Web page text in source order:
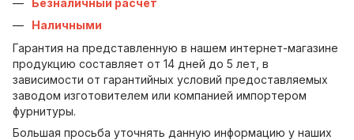
Безналичный расчет
Наличными
Гарантия на представленную в нашем интернет-магазине
продукцию составляет от 14 дней до 5 лет, в
зависимости от гарантийных условий предоставляемых
заводом изготовителем или компанией импортером
фурнитуры.
Большая просьба уточнять данную информацию у наших